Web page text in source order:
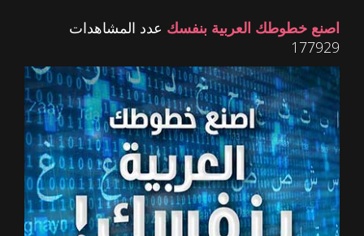
اصنع خطوطك العربية بنفسك عدد المشاهدات
177929